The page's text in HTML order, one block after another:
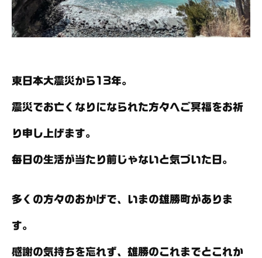
東日本大震災から13年。
震災でお亡くなりになられた方々へご冥福をお祈
り申し上げます。
毎日の生活が当たり前じゃないと気づいた日。
多くの方々のおかげで、いまの雄勝町がありま
す。
感謝の気持ちを忘れず、雄勝のこれまでとこれか